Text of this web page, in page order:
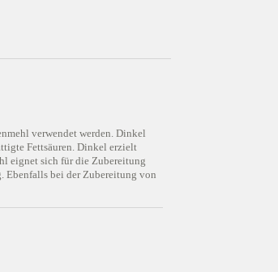
verwendet werden. Dinkel
Fettsäuren. Dinkel erzielt
eignet sich für die Zubereitung
Ebenfalls bei der Zubereitung von